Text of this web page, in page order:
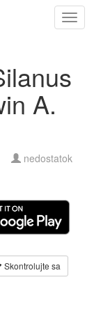
A.
nedostatok
Skontrolujte sa